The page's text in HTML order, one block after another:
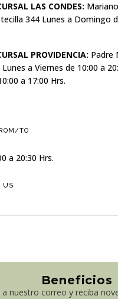
LAS CONDES:
344 Lunes a Domingo
PROVIDENCIA: Padre
Lunes a Viernes de 10:00 a
a 17:00 Hrs.
TO
a 20:30 Hrs.
US
Beneficios
a nuestro correo y reciba